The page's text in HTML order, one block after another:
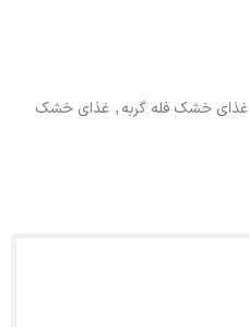
غذای خشک فله گربه, غذای خشک